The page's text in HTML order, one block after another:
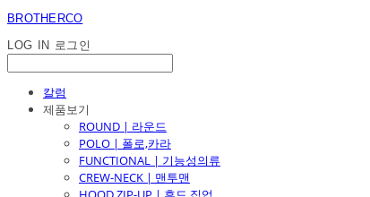
BROTHERCO
LOG IN 로그인
칼럼
제품보기
ROUND | 라운드
POLO | 폴로,카라
FUNCTIONAL | 기능성의류
CREW-NECK | 맨투맨